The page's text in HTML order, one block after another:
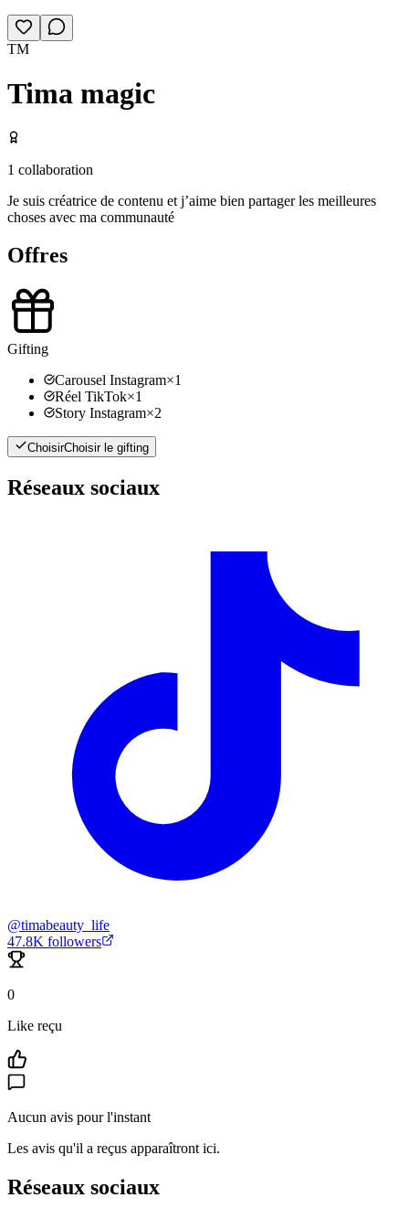
TM
Tima magic
1 collaboration
Je suis créatrice de contenu et j’aime bien partager les meilleures
choses avec ma communauté
Offres
Gifting
Carousel Instagram×1
Réel TikTok×1
Story Instagram×2
ChoisirChoisir le gifting
Réseaux sociaux
@timabeauty_life
47.8K followers
0
Like reçu
Aucun avis pour l'instant
Les avis qu'il a reçus apparaîtront ici.
Réseaux sociaux